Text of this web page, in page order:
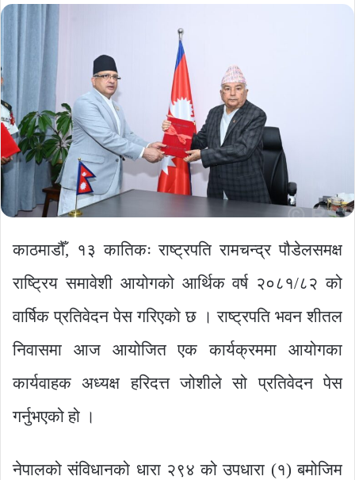
काठमाडौँ, १३ कातिकः राष्ट्रपति रामचन्द्र पौडेलसमक्ष
राष्ट्रिय समावेशी आयोगको आर्थिक वर्ष २०८१/८२ को
वार्षिक प्रतिवेदन पेस गरिएको छ । राष्ट्रपति भवन शीतल
निवासमा आज आयोजित एक कार्यक्रममा आयोगका
कार्यवाहक अध्यक्ष हरिदत्त जोशीले सो प्रतिवेदन पेस
गर्नुभएको हो ।
नेपालको संविधानको धारा २९४ को उपधारा (१) बमोजिम